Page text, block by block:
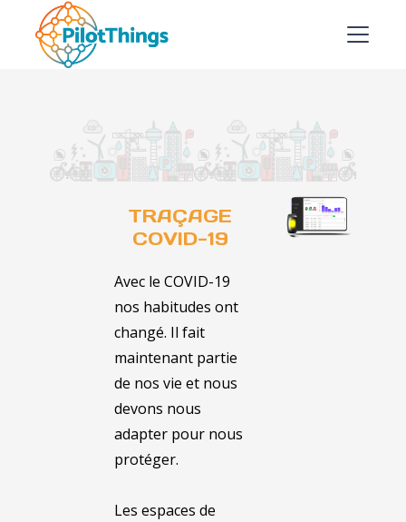
TRAÇAGE
COVID-19
Avec le COVID-19
nos habitudes ont
changé. Il fait
maintenant partie
de nos vie et nous
devons nous
adapter pour nous
protéger.
Les espaces de